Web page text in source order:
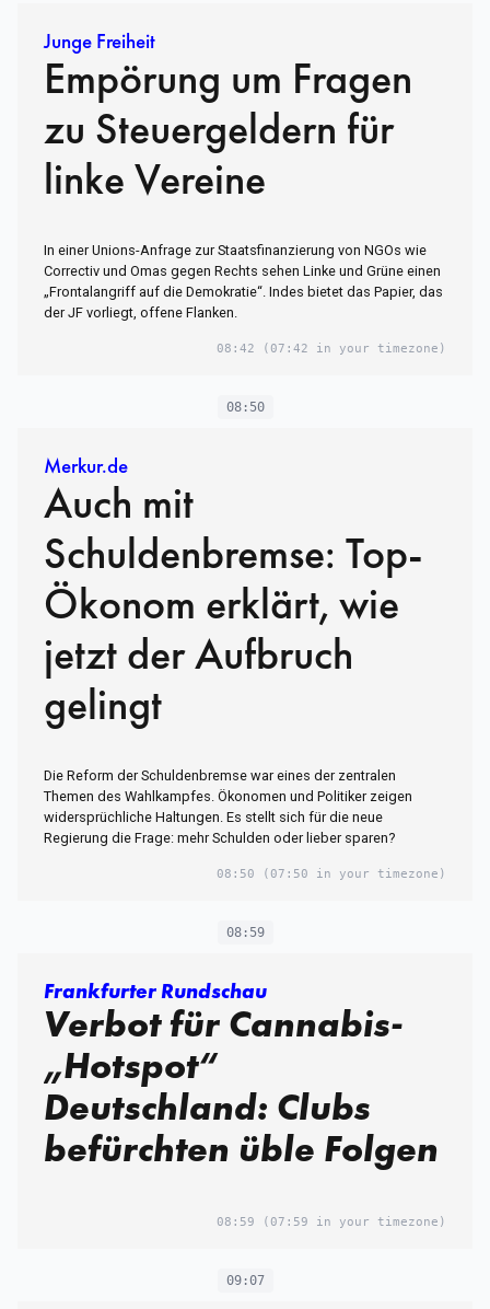
Junge Freiheit
Empörung um Fragen
zu Steuergeldern für
linke Vereine
In einer Unions-Anfrage zur Staatsfinanzierung von NGOs wie
Correctiv und Omas gegen Rechts sehen Linke und Grüne einen
„Frontalangriff auf die Demokratie“. Indes bietet das Papier, das
der JF vorliegt, offene Flanken.
08:42 (07:42 in your timezone)
08:50
Merkur.de
Auch mit
Schuldenbremse: Top-
Ökonom erklärt, wie
jetzt der Aufbruch
gelingt
Die Reform der Schuldenbremse war eines der zentralen
Themen des Wahlkampfes. Ökonomen und Politiker zeigen
widersprüchliche Haltungen. Es stellt sich für die neue
Regierung die Frage: mehr Schulden oder lieber sparen?
08:50 (07:50 in your timezone)
08:59
Frankfurter Rundschau
Verbot für Cannabis-
„Hotspot“
Deutschland: Clubs
befürchten üble Folgen
08:59 (07:59 in your timezone)
09:07